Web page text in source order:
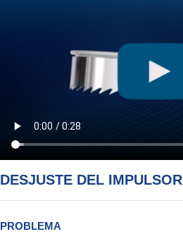
DESJUSTE DEL IMPULSOR
PROBLEMA